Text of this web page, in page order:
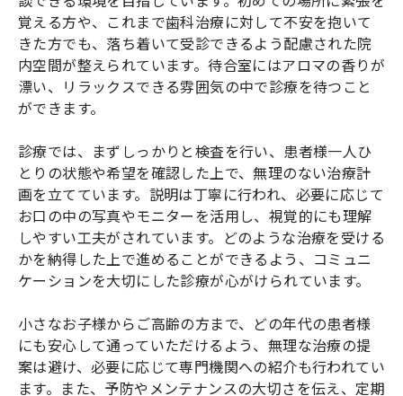
覚える方や、これまで歯科治療に対して不安を抱いて
きた方でも、落ち着いて受診できるよう配慮された院
内空間が整えられています。待合室にはアロマの香りが
漂い、リラックスできる雰囲気の中で診療を待つこと
ができます。
診療では、まずしっかりと検査を行い、患者様一人ひ
とりの状態や希望を確認した上で、無理のない治療計
画を立てています。説明は丁寧に行われ、必要に応じて
お口の中の写真やモニターを活用し、視覚的にも理解
しやすい工夫がされています。どのような治療を受ける
かを納得した上で進めることができるよう、コミュニ
ケーションを大切にした診療が心がけられています。
小さなお子様からご高齢の方まで、どの年代の患者様
にも安心して通っていただけるよう、無理な治療の提
案は避け、必要に応じて専門機関への紹介も行われてい
ます。また、予防やメンテナンスの大切さを伝え、定期